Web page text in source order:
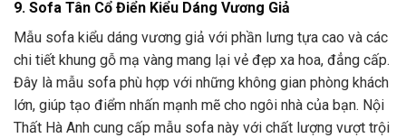
9. Sofa Tân Cổ Điển Kiểu Dáng Vương Giả
Mẫu sofa kiểu dáng vương giả với phần lưng tựa cao và các
chi tiết khung gỗ mạ vàng mang lại vẻ đẹp xa hoa, đẳng cấp.
Đây là mẫu sofa phù hợp với những không gian phòng khách
lớn, giúp tạo điểm nhấn mạnh mẽ cho ngôi nhà của bạn. Nội
Thất Hà Anh cung cấp mẫu sofa này với chất lượng vượt trội